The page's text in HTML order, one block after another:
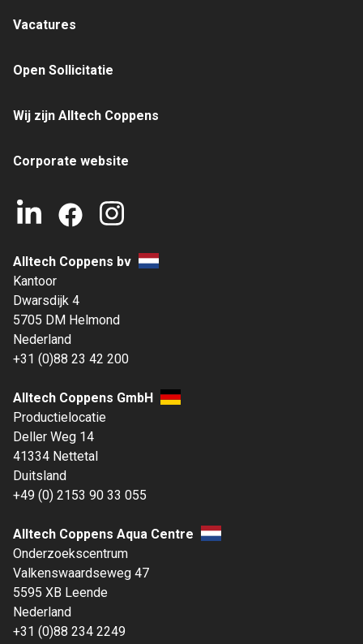
Vacatures
Open Sollicitatie
Wij zijn Alltech Coppens
Corporate website
Alltech Coppens bv
Kantoor
Dwarsdijk 4
5705 DM Helmond
Nederland
+31 (0)88 23 42 200
Alltech Coppens GmbH
Productielocatie
Deller Weg 14
41334 Nettetal
Duitsland
+49 (0) 2153 90 33 055
Alltech Coppens Aqua Centre
Onderzoekscentrum
Valkenswaardseweg 47
5595 XB Leende
Nederland
+31 (0)88 234 2249